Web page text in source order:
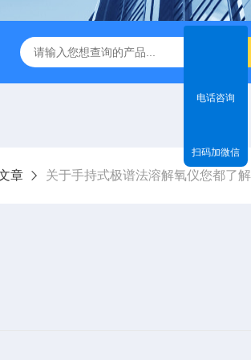
个人声暴露计 PC-2200/2300进口激光
章 关于手持式极谱法溶解氧仪您都了
电话咨询
扫码加微信